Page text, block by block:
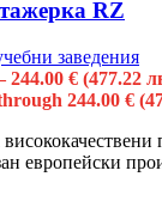
RZ
заведения
244.00 € (477.22
244.00 €
европейски